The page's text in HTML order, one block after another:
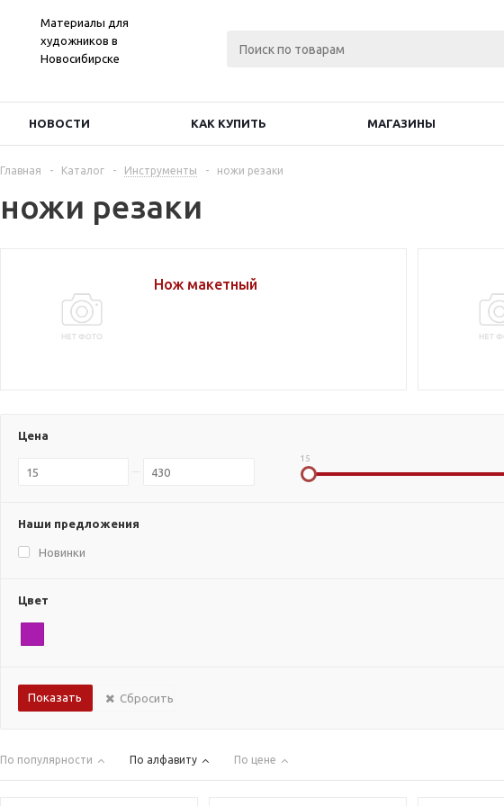
Материалы для
художников в
Новосибирске
НОВОСТИ КАК КУПИТЬ МАГАЗИНЫ
Главная - Каталог - Инструменты - ножи резаки
ножи резаки
Нож макетный
Цена
15
Наши предложения
Новинки
Цвет
Сбросить
По популярности По алфавиту По цене